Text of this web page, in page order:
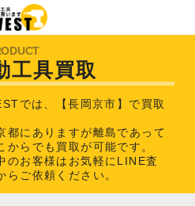
工具買取
では、【長岡京市】で買取
都にありますが離島であって
からでも買取が可能です。
のお客様はお気軽にLINE査
らご依頼ください。